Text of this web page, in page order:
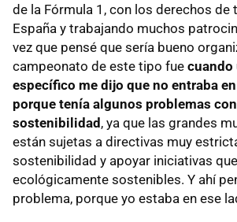
de la Fórmula 1, con los derechos de
España y trabajando muchos
vez que pensé que sería bueno
campeonato de este tipo fue cuando
específico me dijo que no entraba
porque tenía algunos problemas
sostenibilidad, ya que las grandes
están sujetas a directivas muy
sostenibilidad y apoyar iniciativas
ecológicamente sostenibles. Y ahí
problema, porque yo estaba en ese